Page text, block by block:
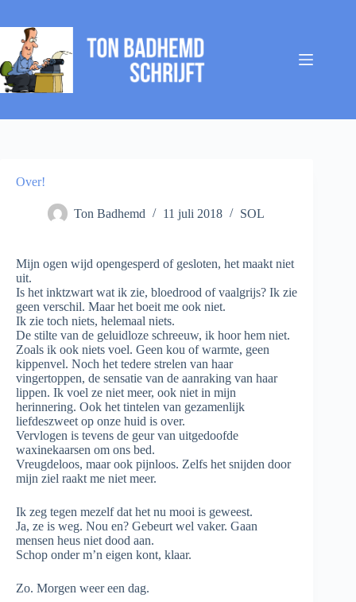
inhoud
Over!
Ton Badhemd 11 juli 2018 SOL
Mijn ogen wijd opengesperd of gesloten, het maakt niet
uit.
Is het inktzwart wat ik zie, bloedrood of vaalgrijs? Ik zie
geen verschil. Maar het boeit me ook niet.
Ik zie toch niets, helemaal niets.
De stilte van de geluidloze schreeuw, ik hoor hem niet.
Zoals ik ook niets voel. Geen kou of warmte, geen
kippenvel. Noch het tedere strelen van haar
vingertoppen, de sensatie van de aanraking van haar
lippen. Ik voel ze niet meer, ook niet in mijn
herinnering. Ook het tintelen van gezamenlijk
liefdeszweet op onze huid is over.
Vervlogen is tevens de geur van uitgedoofde
waxinekaarsen om ons bed.
Vreugdeloos, maar ook pijnloos. Zelfs het snijden door
mijn ziel raakt me niet meer.
Ik zeg tegen mezelf dat het nu mooi is geweest.
Ja, ze is weg. Nou en? Gebeurt wel vaker. Gaan
mensen heus niet dood aan.
Schop onder m’n eigen kont, klaar.
Zo. Morgen weer een dag.